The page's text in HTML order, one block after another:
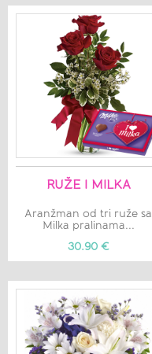
RUŽE I MILKA
Aranžman od tri ruže sa
Milka pralinama...
30.90 €